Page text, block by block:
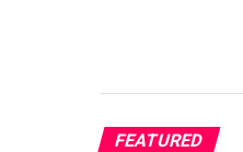
FEATURED